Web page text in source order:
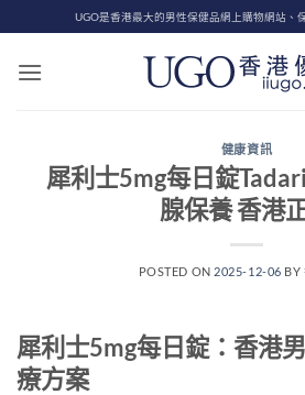
to
content
UGO是香港最大的男性保健品網上購物網站、
健康資訊
犀利士5mg每日錠
腺保養 香港
POSTED ON 2025-12-06 BY
犀利士5mg每日錠：香港
療方案